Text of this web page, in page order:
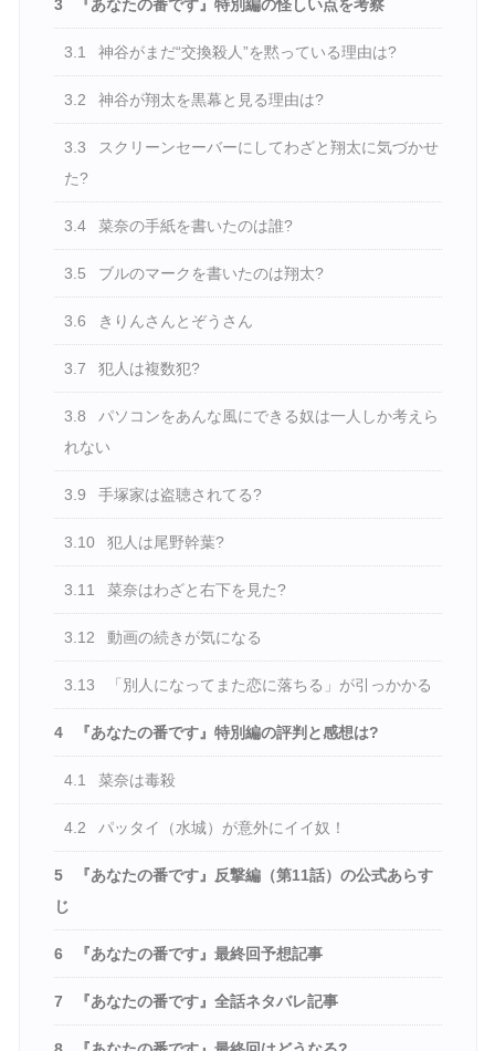
3 『あなたの番です』特別編の怪しい点を考察
3.1 神谷がまだ“交換殺人”を黙っている理由は?
3.2 神谷が翔太を黒幕と見る理由は?
3.3
スクリーンセーバーにしてわざと翔太に気づかせ
た?
3.4 菜奈の手紙を書いたのは誰?
3.5 ブルのマークを書いたのは翔太?
3.6 きりんさんとぞうさん
3.7 犯人は複数犯?
3.8
パソコンをあんな風にできる奴は一人しか考えら
れない
3.9 手塚家は盗聴されてる?
3.10 犯人は尾野幹葉?
3.11 菜奈はわざと右下を見た?
3.12 動画の続きが気になる
3.13 「別人になってまた恋に落ちる」が引っかかる
4 『あなたの番です』特別編の評判と感想は?
4.1 菜奈は毒殺
4.2 パッタイ（水城）が意外にイイ奴！
5
『あなたの番です』反撃編（第11話）の公式あらす
じ
6 『あなたの番です』最終回予想記事
7 『あなたの番です』全話ネタバレ記事